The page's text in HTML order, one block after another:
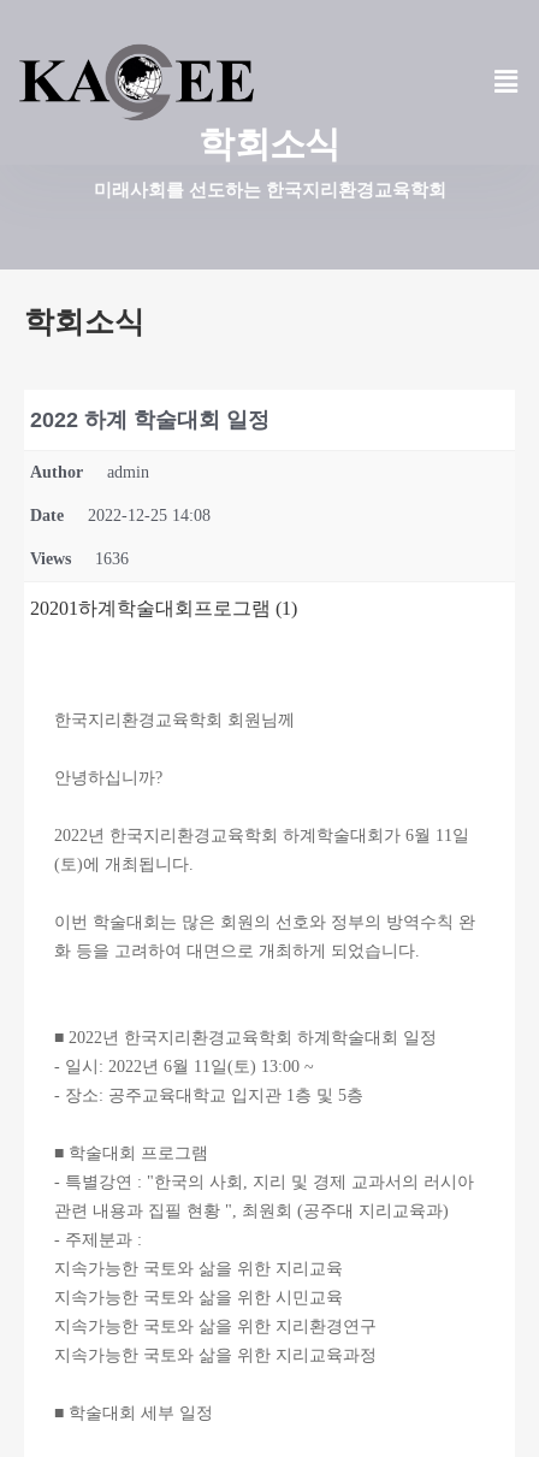
콘
텐
기
학회소식
미래사회를 선도하는 한국지리환경교육학회
학회소식
2022 하계 학술대회 일정
Author admin
Date 2022-12-25 14:08
Views 1636
20201하계학술대회프로그램 (1)
한국지리환경교육학회 회원님께
안녕하십니까?
2022년 한국지리환경교육학회 하계학술대회가 6월 11일
(토)에 개최됩니다.
이번 학술대회는 많은 회원의 선호와 정부의 방역수칙 완
화 등을 고려하여 대면으로 개최하게 되었습니다.
■ 2022년 한국지리환경교육학회 하계학술대회 일정
- 일시: 2022년 6월 11일(토) 13:00 ~
- 장소: 공주교육대학교 입지관 1층 및 5층
■ 학술대회 프로그램
- 특별강연 : "한국의 사회, 지리 및 경제 교과서의 러시아
관련 내용과 집필 현황 ", 최원회 (공주대 지리교육과)
- 주제분과 :
지속가능한 국토와 삶을 위한 지리교육
지속가능한 국토와 삶을 위한 시민교육
지속가능한 국토와 삶을 위한 지리환경연구
지속가능한 국토와 삶을 위한 지리교육과정
■ 학술대회 세부 일정